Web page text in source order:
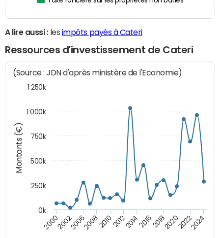
A lire aussi :les impôts payés à Cateri
Ressources d'investissement de Cateri
Montants (€)
(Source : JDN d'après ministère de l'Economie)
200020022006200820102012201420162018202020222024
0k
250k
500k
750k
1 000k
1 250k